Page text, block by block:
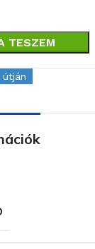
TESZEM
útján